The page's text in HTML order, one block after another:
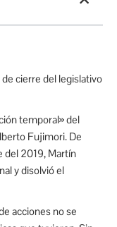
cierre del legislativo
temporal» del
Fujimori. De
del 2019, Martín
y disolvió el
acciones no se